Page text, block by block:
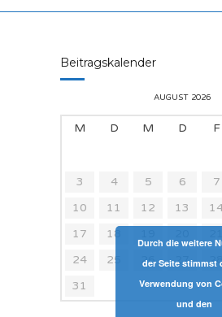
Beitragskalender
AUGUST 2026
M D M D F
3
4 5 6 7
10
11 12 13
17
18
24
25 26 27
31
Durch die weitere
der Seite stimmst
Verwendung von
und den